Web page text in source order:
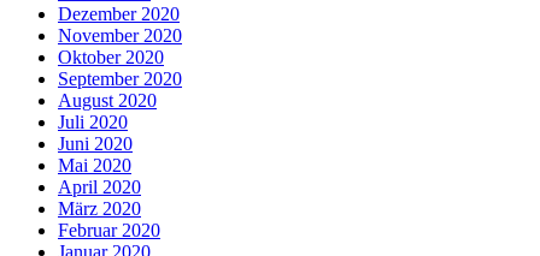
Dezember 2020
November 2020
Oktober 2020
September 2020
August 2020
Juli 2020
Juni 2020
Mai 2020
April 2020
März 2020
Februar 2020
Januar 2020